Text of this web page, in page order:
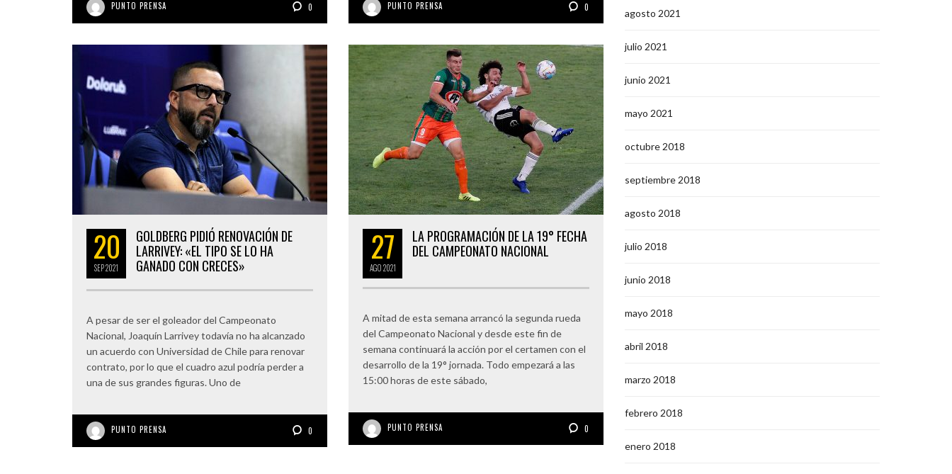
PUNTO PRENSA 0 PUNTO PRENSA 0
20
SEP2021
GOLDBERG PIDIÓ RENOVACIÓN DE
LARRIVEY: «EL TIPO SE LO HA
GANADO CON CRECES»
A pesar de ser el goleador del Campeonato
Nacional, Joaquín Larrivey todavía no ha alcanzado
un acuerdo con Universidad de Chile para renovar
contrato, por lo que el cuadro azul podría perder a
una de sus grandes figuras. Uno de
PUNTO PRENSA 0
27
AGO2021
LA PROGRAMACIÓN DE LA 19° FECHA
DEL CAMPEONATO NACIONAL
A mitad de esta semana arrancó la segunda rueda
del Campeonato Nacional y desde este fin de
semana continuará la acción por el certamen con el
desarrollo de la 19° jornada. Todo empezará a las
15:00 horas de este sábado,
PUNTO PRENSA 0
agosto 2021
julio 2021
junio 2021
mayo 2021
octubre 2018
septiembre 2018
agosto 2018
julio 2018
junio 2018
mayo 2018
abril 2018
marzo 2018
febrero 2018
enero 2018